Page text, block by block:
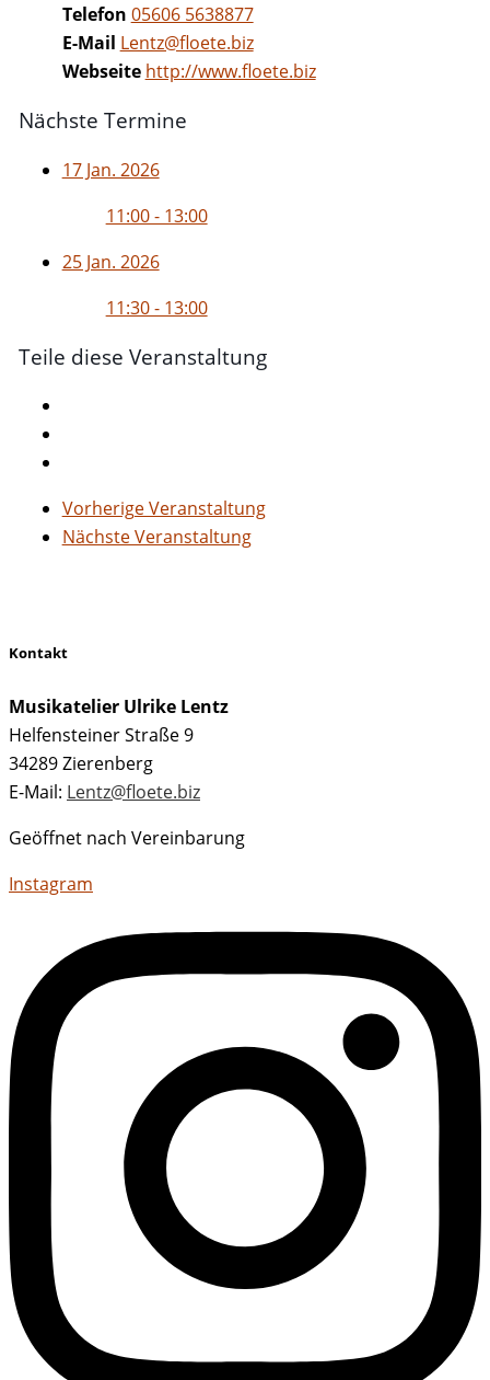
Telefon 05606 5638877
E-Mail Lentz@floete.biz
Webseite http://www.floete.biz
Nächste Termine
17 Jan. 2026
11:00 - 13:00
25 Jan. 2026
11:30 - 13:00
Teile diese Veranstaltung
Vorherige Veranstaltung
Nächste Veranstaltung
Kontakt
Musikatelier Ulrike Lentz
Helfensteiner Straße 9
34289 Zierenberg
E-Mail: Lentz@floete.biz
Geöffnet nach Vereinbarung
Instagram